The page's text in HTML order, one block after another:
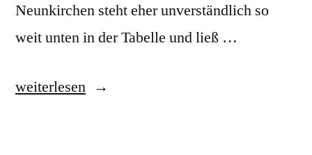
Neunkirchen steht eher unverständlich so
weit unten in der Tabelle und ließ …
„SG
weiterlesen